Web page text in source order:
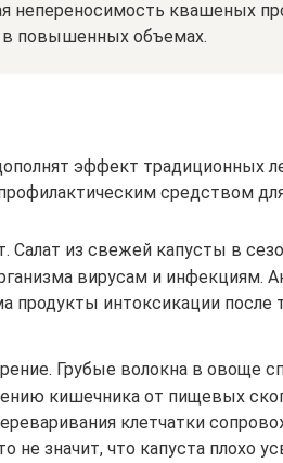
непереносимость квашеных
повышенных объемах.
эффект традиционных
средством
Салат из свежей капусты в
вирусам и инфекциям.
продукты интоксикации после
Грубые волокна в овоще
кишечника от пищевых
клетчатки
не значит, что капуста плохо